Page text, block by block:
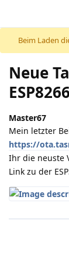
Beim Laden
Neue
Master67
Mein letzter
https://
Ihr die neuste
Link zu der